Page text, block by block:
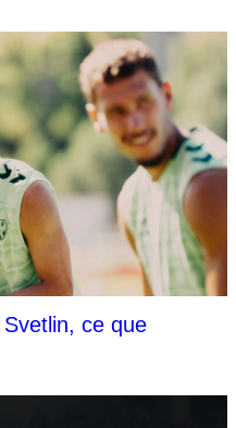
ce que